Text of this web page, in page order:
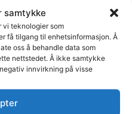
samtykke
vi teknologier som
få tilgang til enhetsinformasjon. Å
oss å behandle data som
nettstedet. Å ikke samtykke
innvirkning på visse
han graduerte med
som instruktør innen
i yngre årskull.
og langvarige plager i
innen migrene og